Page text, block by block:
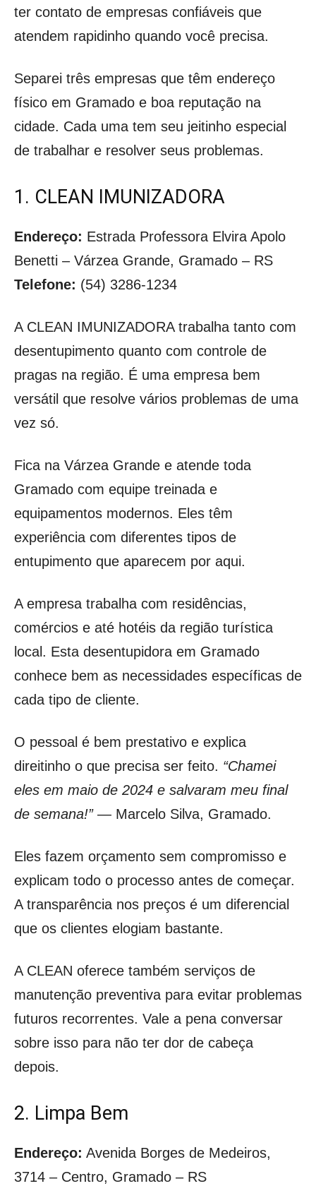
ter contato de empresas confiáveis que
atendem rapidinho quando você precisa.
Separei três empresas que têm endereço
físico em Gramado e boa reputação na
cidade. Cada uma tem seu jeitinho especial
de trabalhar e resolver seus problemas.
1. CLEAN IMUNIZADORA
Endereço: Estrada Professora Elvira Apolo
Benetti – Várzea Grande, Gramado – RS
Telefone: (54) 3286-1234
A CLEAN IMUNIZADORA trabalha tanto com
desentupimento quanto com controle de
pragas na região. É uma empresa bem
versátil que resolve vários problemas de uma
vez só.
Fica na Várzea Grande e atende toda
Gramado com equipe treinada e
equipamentos modernos. Eles têm
experiência com diferentes tipos de
entupimento que aparecem por aqui.
A empresa trabalha com residências,
comércios e até hotéis da região turística
local. Esta desentupidora em Gramado
conhece bem as necessidades específicas de
cada tipo de cliente.
O pessoal é bem prestativo e explica
direitinho o que precisa ser feito. “Chamei
eles em maio de 2024 e salvaram meu final
de semana!”— Marcelo Silva, Gramado.
Eles fazem orçamento sem compromisso e
explicam todo o processo antes de começar.
A transparência nos preços é um diferencial
que os clientes elogiam bastante.
A CLEAN oferece também serviços de
manutenção preventiva para evitar problemas
futuros recorrentes. Vale a pena conversar
sobre isso para não ter dor de cabeça
depois.
2. Limpa Bem
Endereço: Avenida Borges de Medeiros,
3714 – Centro, Gramado – RS